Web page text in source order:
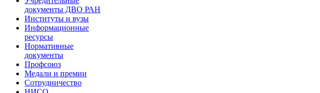
документы ДВО РАН
Институты и вузы
Информационные
ресурсы
Нормативные
документы
Профсоюз
Медали и премии
Сотрудничество